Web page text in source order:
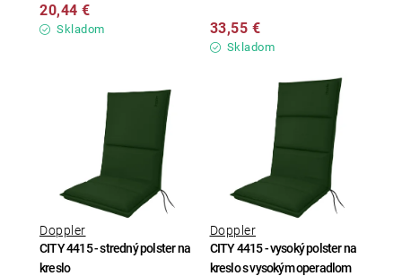
Skladom
20,44 €
Skladom
33,55 €
CITY 4415 - stredný polster na
kreslo
Doppler
CITY 4415 - vysoký polster na
kreslo s vysokým operadlom
Doppler